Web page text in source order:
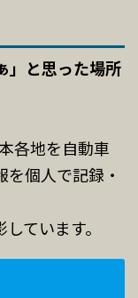
」と思った場所
各地を自動車
個人で記録・
ています。